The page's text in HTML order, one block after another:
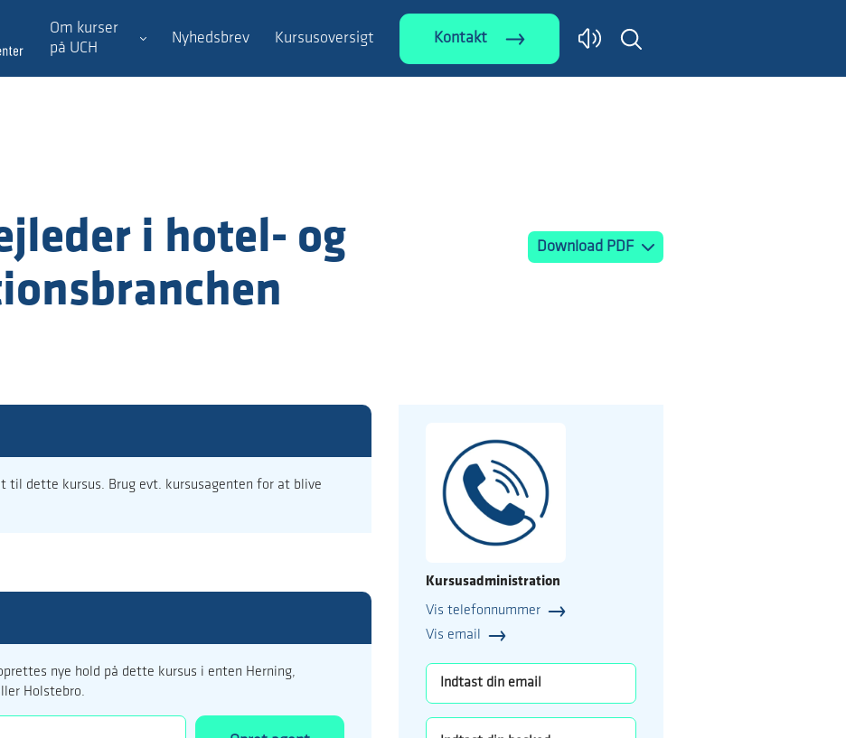
Om kurser
på UCH
Nyhedsbrev Kursusoversigt Kontakt
i hotel- og
Download PDF
til dette kursus. Brug evt. kursusagenten for at blive
nye hold på dette kursus i enten Herning,
Holstebro.
Kursusadministration
Vis telefonnummer
Vis email